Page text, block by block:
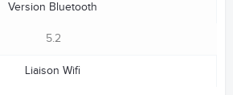
Version Bluetooth
5.2
Liaison Wifi